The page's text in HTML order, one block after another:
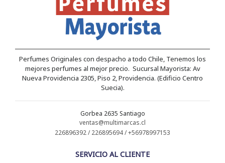
Perfumes Originales con despacho a todo Chile, Tenemos los
mejores perfumes al mejor precio. Sucursal Mayorista: Av
Nueva Providencia 2305, Piso 2, Providencia. (Edificio Centro
Suecia).
Gorbea 2635 Santiago
ventas@multimarcas.cl
226896392 / 226895694 / +56978997153
SERVICIO AL CLIENTE